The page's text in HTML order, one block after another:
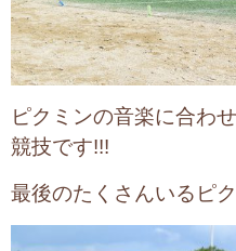
ピクミンの音楽に合わ
競技です!!!
最後のたくさんいるピ